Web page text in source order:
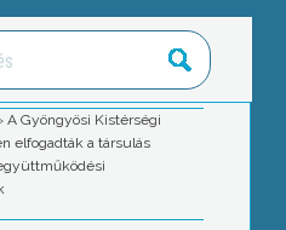
A Gyöngyösi Kistérségi
elfogadták a társulás